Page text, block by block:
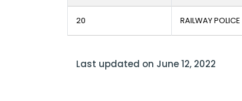
20 RAILWAY POLICE
Last updated on June 12, 2022